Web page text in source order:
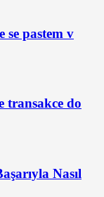
se pastem v
transakce do
Nasıl